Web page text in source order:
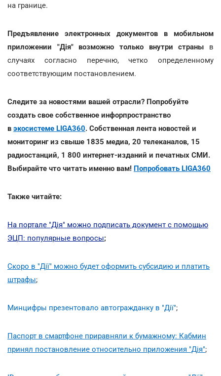
на границе.
Предъявление электронных документов в мобильном
приложении "Дія" возможно только внутри страны в
случаях согласно перечню, четко определенному
соответствующим постановлением.
Следите за новостями вашей отрасли? Попробуйте
создать свое собственное инфорпространство
в экосистеме LIGA360. Собственная лента новостей и
мониторинг из свыше 1835 медиа, 20 телеканалов, 15
радиостанций, 1 800 интернет-изданий и печатных СМИ.
Выбирайте что читать именно вам! Попробовать LIGA360
Также читайте:
На портале "Дія" можно подписать документ с помощью
ЭЦП: популярные вопросы;
Скоро в "Дії" можно будет оформить субсидию и платить
штрафы;
Минцифры презентовало автогражданку в "Дії";
Паспорт в смартфоне приравняли к бумажному: Кабмин
принял постановление относительно приложения "Дія";